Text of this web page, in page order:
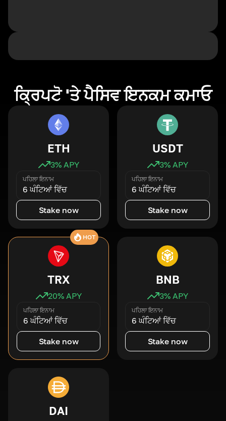
ਕ੍ਰਿਪਟੋ 'ਤੇ ਪੈਸਿਵ ਇਨਕਮ ਕਮਾਓ
ETH
3% APY
ਪਹਿਲਾ ਇਨਾਮ
6 ਘੰਟਿਆਂ ਵਿੱਚ
Stake now
USDT
3% APY
ਪਹਿਲਾ ਇਨਾਮ
6 ਘੰਟਿਆਂ ਵਿੱਚ
Stake now
HOT
TRX
20% APY
ਪਹਿਲਾ ਇਨਾਮ
6 ਘੰਟਿਆਂ ਵਿੱਚ
Stake now
BNB
3% APY
ਪਹਿਲਾ ਇਨਾਮ
6 ਘੰਟਿਆਂ ਵਿੱਚ
Stake now
DAI